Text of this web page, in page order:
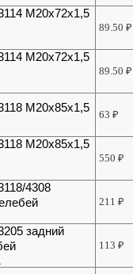
М20х72х1,5
89.50₽
М20х72х1,5
89.50₽
М20х85х1,5
63₽
М20х85х1,5
550₽
4308
211₽
задний
113₽